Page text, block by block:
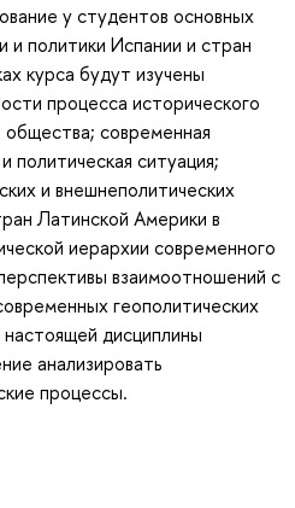
у студентов основных
и политики Испании и стран
курса будут изучены
процесса исторического
современная
политическая ситуация;
и внешнеполитических
Латинской Америки в
иерархии современного
взаимоотношений с
геополитических
настоящей дисциплины
анализировать
процессы.